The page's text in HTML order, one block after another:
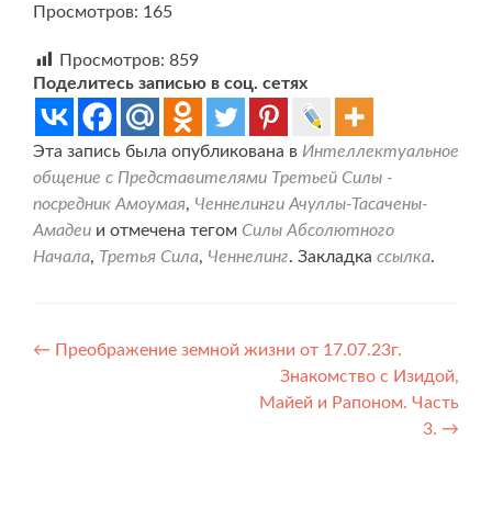
Просмотров: 165
Просмотров: 859
Поделитесь записью в соц. сетях
Эта запись была опубликована в Интеллектуальное
общение с Представителями Третьей Силы -
посредник Амоумая, Ченнелинги Ачуллы-Тасачены-
Амадеи и отмечена тегом Силы Абсолютного
Начала, Третья Сила, Ченнелинг. Закладка ссылка.
Навигация
← Преображение земной жизни от 17.07.23г.
Знакомство с Изидой,
Майей и Рапоном. Часть
3. →